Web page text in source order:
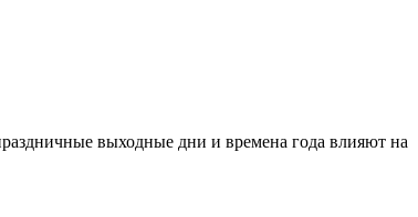
выходные дни и времена года влияют на